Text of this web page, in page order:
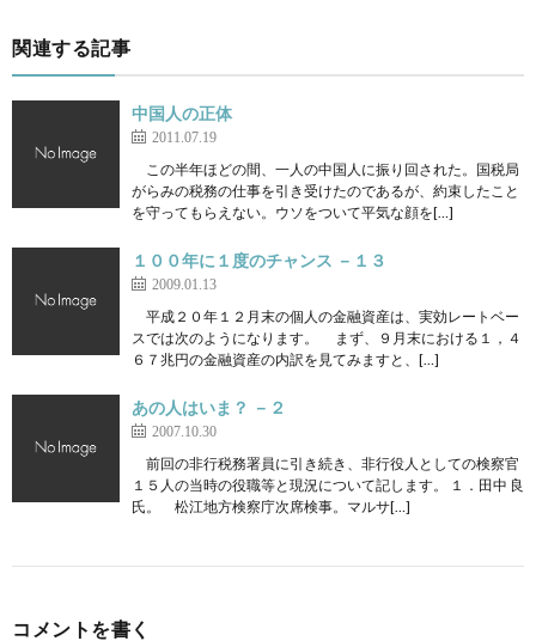
関連する記事
中国人の正体
2011.07.19
この半年ほどの間、一人の中国人に振り回された。国税局
がらみの税務の仕事を引き受けたのであるが、約束したこと
を守ってもらえない。ウソをついて平気な顔を[…]
１００年に１度のチャンス －１３
2009.01.13
平成２０年１２月末の個人の金融資産は、実効レートベー
スでは次のようになります。 まず、９月末における１，４
６７兆円の金融資産の内訳を見てみますと、[…]
あの人はいま？ －２
2007.10.30
前回の非行税務署員に引き続き、非行役人としての検察官
１５人の当時の役職等と現況について記します。 １．田中 良
氏。 松江地方検察庁次席検事。マルサ[…]
コメントを書く